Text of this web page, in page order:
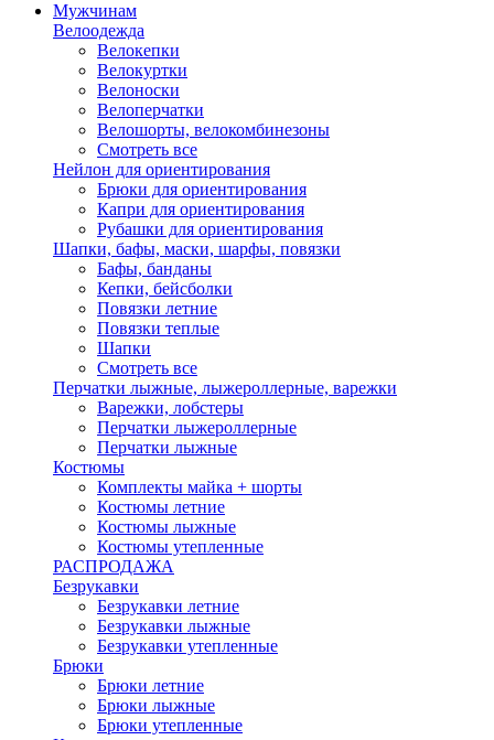
Мужчинам
Велоодежда
Велокепки
Велокуртки
Велоноски
Велоперчатки
Велошорты, велокомбинезоны
Смотреть все
Нейлон для ориентирования
Брюки для ориентирования
Капри для ориентирования
Рубашки для ориентирования
Шапки, бафы, маски, шарфы, повязки
Бафы, банданы
Кепки, бейсболки
Повязки летние
Повязки теплые
Шапки
Смотреть все
Перчатки лыжные, лыжероллерные, варежки
Варежки, лобстеры
Перчатки лыжероллерные
Перчатки лыжные
Костюмы
Комплекты майка + шорты
Костюмы летние
Костюмы лыжные
Костюмы утепленные
РАСПРОДАЖА
Безрукавки
Безрукавки летние
Безрукавки лыжные
Безрукавки утепленные
Брюки
Брюки летние
Брюки лыжные
Брюки утепленные